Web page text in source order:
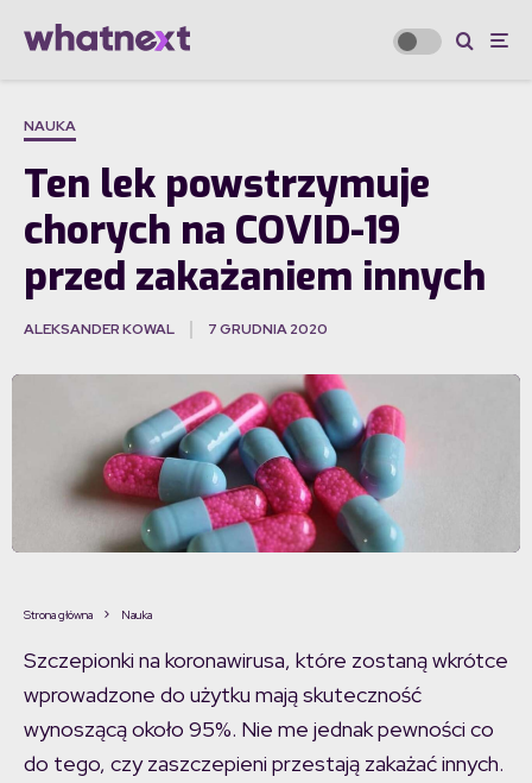
NAUKA
Ten lek powstrzymuje
chorych na COVID-19
przed zakażaniem innych
ALEKSANDER KOWAL 7 GRUDNIA 2020
Strona główna Nauka
Szczepionki na koronawirusa, które zostaną wkrótce
wprowadzone do użytku mają skuteczność
wynoszącą około 95%. Nie me jednak pewności co
do tego, czy zaszczepieni przestają zakażać innych.